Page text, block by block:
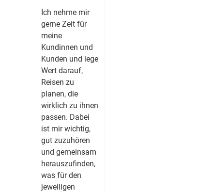
Ich nehme mir
gerne Zeit für
meine
Kundinnen und
Kunden und lege
Wert darauf,
Reisen zu
planen, die
wirklich zu ihnen
passen. Dabei
ist mir wichtig,
gut zuzuhören
und gemeinsam
herauszufinden,
was für den
jeweiligen